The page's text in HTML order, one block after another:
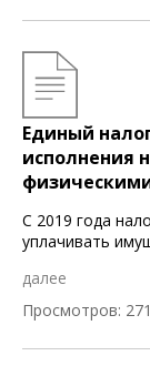
Единый
исполнения
С 2019 года
уплачивать
далее
Просмотров: 271